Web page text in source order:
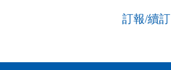
訂報/續訂
20:42